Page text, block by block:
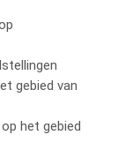
gebied van
het gebied